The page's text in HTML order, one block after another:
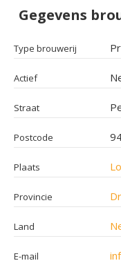
Gegevens
Type brouwerij
Actief
Straat
Postcode
Plaats
Provincie
Land
E-mail